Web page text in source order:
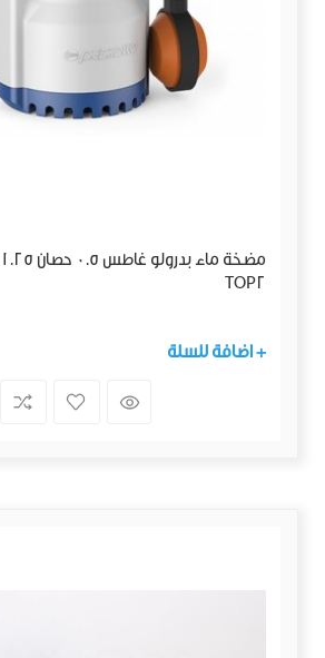
TOP2
+ اضافة للسلة